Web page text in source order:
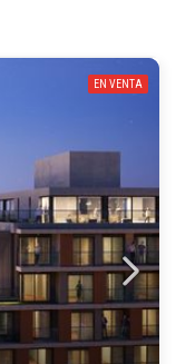
EN VENTA